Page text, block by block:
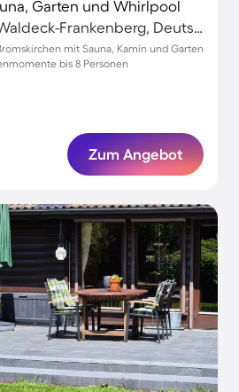
Garten und Whirlpool
Bromskirchen, Waldeck-Frankenberg, Deutschland
mit Sauna, Kamin und Garten
bis 8 Personen
Zum Angebot